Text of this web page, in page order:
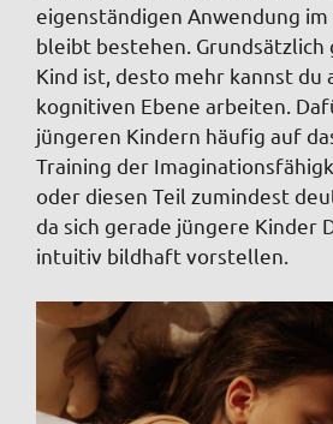
eigenständigen Anwendung
bleibt bestehen.
Kind ist, desto mehr kannst du
kognitiven Ebene arbeiten.
jüngeren Kindern häufig auf
Training der
oder diesen Teil zumindest
da sich gerade jüngere Kinder
intuitiv bildhaft vorstellen.